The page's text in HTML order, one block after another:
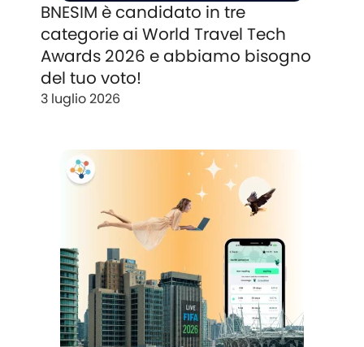
BNESIM è candidato in tre
categorie ai World Travel Tech
Awards 2026 e abbiamo bisogno
del tuo voto!
3 luglio 2026